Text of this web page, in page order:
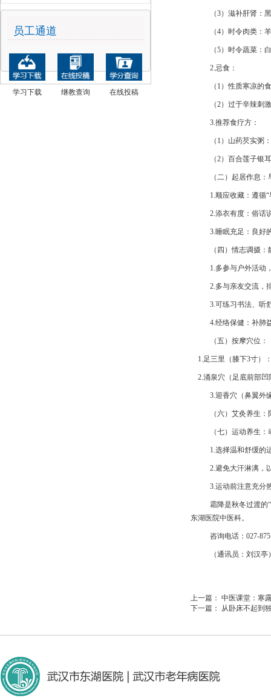
员工通道
学习下载 继教查询 在线投稿
（3）滋补肝肾：
（4）时令肉类：
（5）时令蔬菜：
2.忌食：
（1）性质寒凉的
（2）过于辛辣刺
3.推荐食疗方：
（1）山药芡实粥
（2）百合莲子银
（二）起居作息
1.顺应收藏：遵循
2.添衣有度：俗话
3.睡眠充足：良好
（四）情志调摄
1.多参与户外活动
2.多与亲友交流，
3.可练习书法、听
4.经络保健：补肺
（五）按摩穴位：
1.足三里（膝下3寸）
2.涌泉穴（足底前部
3.迎香穴（鼻翼外
（六） 艾灸养生：
（七）运动养生
1.选择温和舒缓的
2.避免大汗淋漓，
3.运动前注意充分
霜降是秋冬过渡的
东湖医院中医科。
咨询电话：027-
（通讯员：刘汉亭
上一篇： 中医课堂：寒
下一篇： 从卧床不起到